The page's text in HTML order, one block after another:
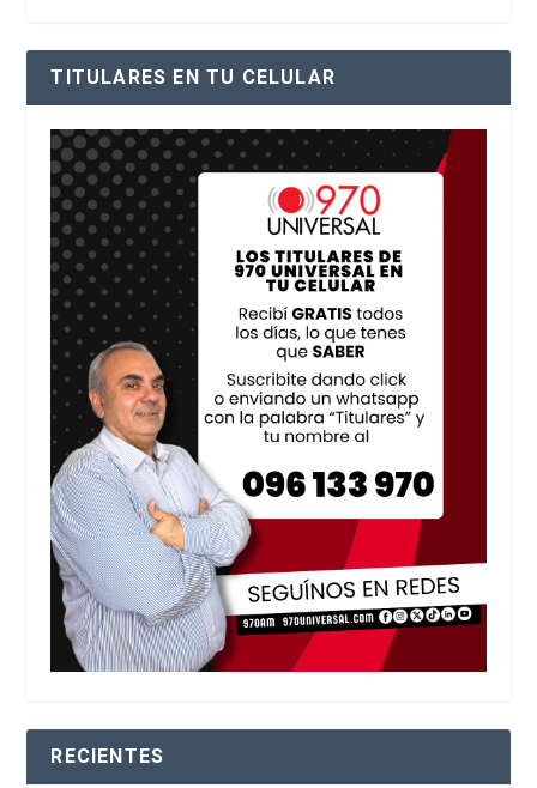
TITULARES EN TU CELULAR
RECIENTES